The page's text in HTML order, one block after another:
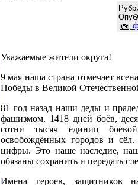
Уважаемые жители округа!
9 мая наша страна отмечает
Победы в Великой
81 год назад наши деды и
фашизмом. 1418 дней боёв,
сотни тысяч единиц
освобождённых городов и
цифры. Это наше наследие,
обязаны сохранить и передать
Имена героев, защитников